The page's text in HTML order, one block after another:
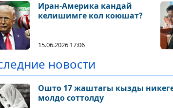
Иран-Америка кандай
келишимге кол коюшат?
15.06.2026 17:06
новости
Ошто 17 жаштагы кызды
молдо соттолду